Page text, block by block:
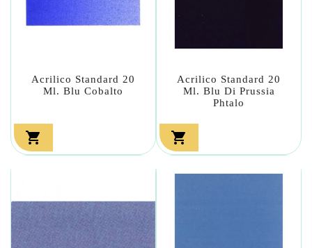
Acrilico Standard 20
Ml. Blu Cobalto

Acrilico Standard 20
Ml. Blu Di Prussia
Phtalo
